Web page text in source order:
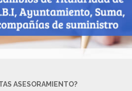
ASESORAMIENTO?